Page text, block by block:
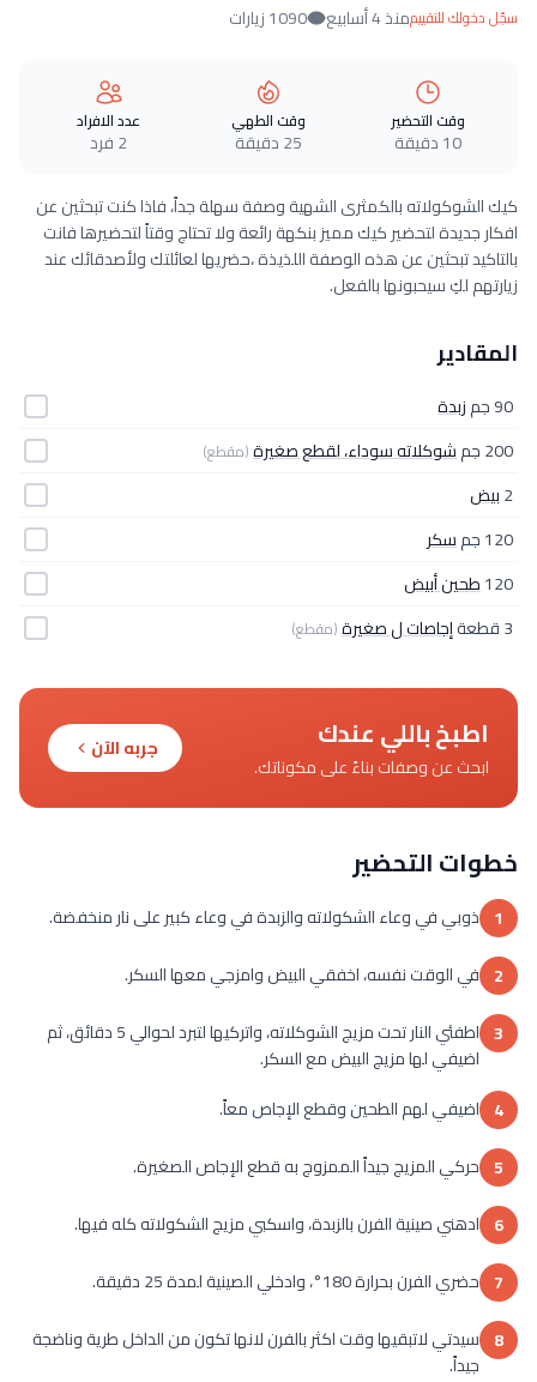
سجّل دخولك للتقييممنذ 4 أسابيع 1090 زيارات
وقت التحضير
10 دقيقة
وقت الطهي
25 دقيقة
عدد الافراد
2 فرد
كيك الشوكولاته بالكمثرى الشهية وصفة سهلة جداً، فاذا كنت تبحثين عن
افكار جديدة لتحضير كيك مميز بنكهة رائعة ولا تحتاج وقتاً لتحضيرها فانت
بالتاكيد تبحثين عن هذه الوصفة اللذيذة ،حضريها لعائلتك ولأصدقائك عند
زيارتهم لكِ سيحبونها بالفعل.
المقادير
90 جم
زبدة
200 جم
شوكلاته سوداء، لقطع صغيرة(مقطع)
2بيض
120 جم
سكر
120طحين أبيض
3 قطعة
إجاصات ل صغيرة(مقطع)
اطبخ باللي عندك
ابحث عن وصفات بناءً على مكوناتك.
جربه الآن
خطوات التحضير
1 ذوبي في وعاء الشكولاته والزبدة في وعاء كبير على نار منخفضة.
2 في الوقت نفسه، اخفقي البيض وامزجي معها السكر.
3
اطفئي النار تحت مزيج الشوكلاته، واتركيها لتبرد لحوالي 5 دقائق، ثم
اضيفي لها مزيج البيض مع السكر.
4 اضيفي لهم الطحين وقطع الإجاص معاً.
5 حركي المزيج جيداً الممزوج به قطع الإجاص الصغيرة.
6 ادهني صينية الفرن بالزبدة، واسكبي مزيج الشكولاته كله فيها.
7 حضري الفرن بحرارة 180°، وادخلي الصينية لمدة 25 دقيقة.
8 سيدتي لاتبقيها وقت اكثر بالفرن لانها تكون من الداخل طرية وناضجة
جيداً.